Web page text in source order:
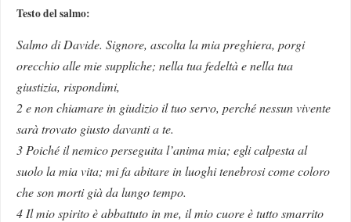
Testo del salmo:
Salmo di Davide. Signore, ascolta la mia preghiera, porgi
orecchio alle mie suppliche; nella tua fedeltà e nella tua
giustizia, rispondimi,
2 e non chiamare in giudizio il tuo servo, perché nessun vivente
sarà trovato giusto davanti a te.
3 Poiché il nemico perseguita l’anima mia; egli calpesta al
suolo la mia vita; mi fa abitare in luoghi tenebrosi come coloro
che son morti già da lungo tempo.
4 Il mio spirito è abbattuto in me, il mio cuore è tutto smarrito